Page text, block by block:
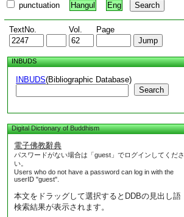
punctuation Hangul Eng
TextNo. Vol. Page
INBUDS
INBUDS(Bibliographic Database)
Search
Digital Dictionary of Buddhism
電子佛教辭典
パスワードがない場合は「guest」でログインしてくださ
い。
Users who do not have a password can log in with the
userID "guest".
本文をドラッグして選択するとDDBの見出し語
検索結果が表示されます。